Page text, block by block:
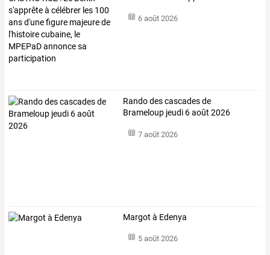
6 août 2026
Rando des cascades de
Brameloup jeudi 6 août 2026
7 août 2026
Margot à Edenya
5 août 2026